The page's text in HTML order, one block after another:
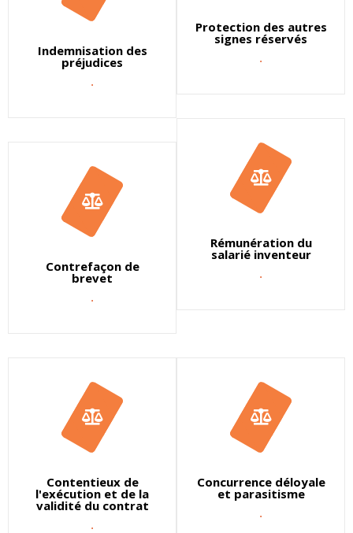
Indemnisation des
préjudices
.
Contrefaçon de
brevet
.
Protection des autres
signes réservés
.
Rémunération du
salarié inventeur
.
Contentieux de
l'exécution et de la
validité du contrat
.
Concurrence déloyale
et parasitisme
.